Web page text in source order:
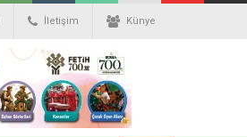
İletişim Künye